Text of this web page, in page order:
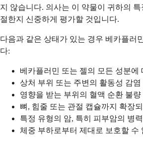
지 않습니다. 의사는 이 약물이 귀하의
절한지 신중하게 평가할 것입니다.
다음과 같은 상태가 있는 경우 베카플러
다:
베카플러민 또는 젤의 모든 성분에
상처 부위 또는 주변의 활동성 감염
영향을 받는 부위의 혈액 순환 불량
뼈, 힘줄 또는 관절 캡슐까지 확장
특정 유형의 암, 특히 피부암의 병력
체중 부하로부터 제대로 보호할 수